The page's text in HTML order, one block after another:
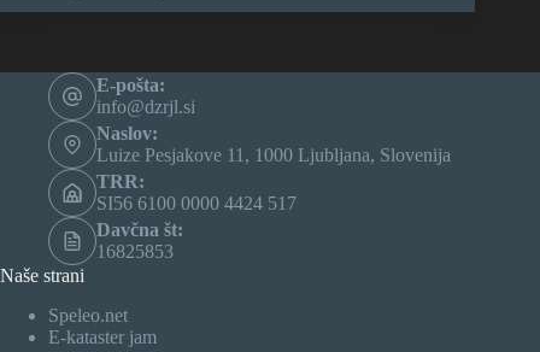
E-pošta:
info@dzrjl.si
Naslov:
Luize Pesjakove 11, 1000 Ljubljana, Slovenija
TRR:
SI56 6100 0000 4424 517
Davčna št:
16825853
Naše strani
Speleo.net
E-kataster jam